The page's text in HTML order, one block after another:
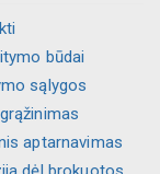
būdai
sąlygos
aptarnavimas